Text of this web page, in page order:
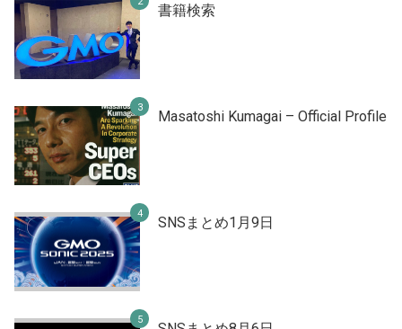
書籍検索
Masatoshi Kumagai – Official Profile
SNSまとめ1月9日